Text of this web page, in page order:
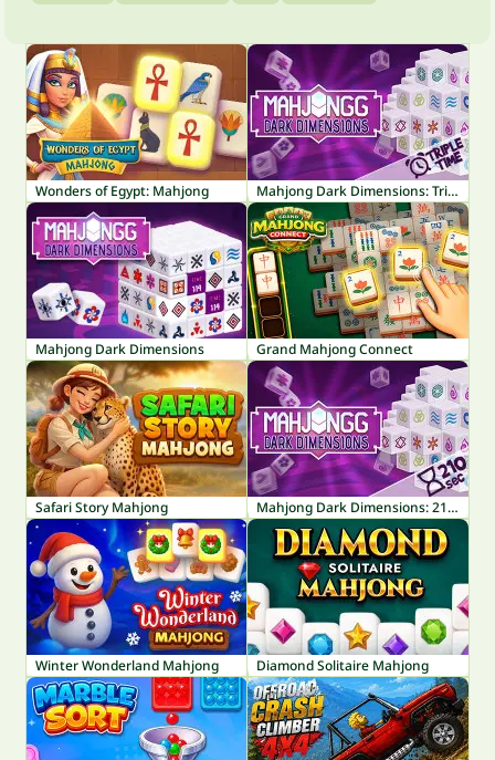
Wonders of Egypt: Mahjong Mahjong Dark Dimensions: Triple Time
Mahjong Dark Dimensions Grand Mahjong Connect
Safari Story Mahjong Mahjong Dark Dimensions: 210 seconds
Winter Wonderland Mahjong Diamond Solitaire Mahjong